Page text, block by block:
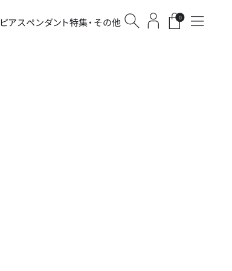
ピアスペンダント特集・その他 0